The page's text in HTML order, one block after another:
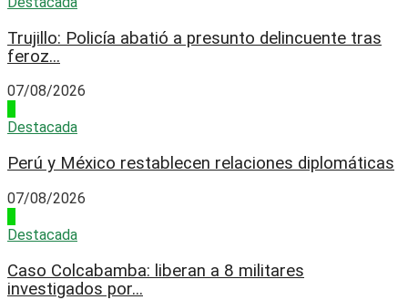
Trujillo: Policía abatió a presunto delincuente tras
feroz...
07/08/2026
Destacada
Perú y México restablecen relaciones diplomáticas
07/08/2026
Destacada
Caso Colcabamba: liberan a 8 militares
investigados por...